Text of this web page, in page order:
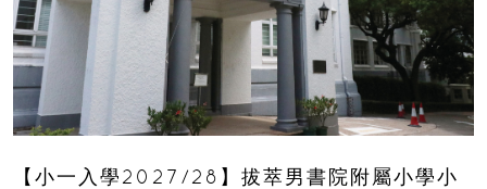
【小一入學2027/28】拔萃男書院附屬小學小